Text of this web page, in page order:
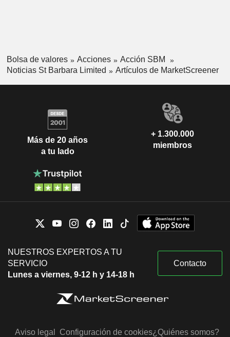
Bolsa de valores Acciones
Acción SBM
Noticias St Barbara Limited
Artículos de MarketScreener
Más de 20 años
a tu lado
+ 1.300.000
miembros
NUESTROS EXPERTOS A TU
SERVICIO
Lunes a viernes, 9-12 h y 14-18 h
Contacto
Aviso legal Configuración de cookies¿Quiénes somos?